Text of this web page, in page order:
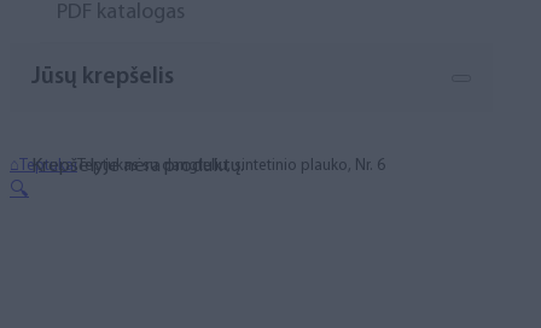
PDF katalogas
Jūsų krepšelis
Krepšelyje nėra produktų.
⌂ TeptukaiTeptukas su dangteliu, sintetinio plauko, Nr. 6
🔍